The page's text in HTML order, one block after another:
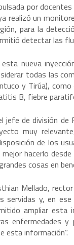
por docentes
realizó un
para la
detectar las
nueva
todas las
y Tirúa),
B, fiebre
jefe de división de
muy
de los
hacerlo
cosas en
Mellado,
servidas y, en
ampliar
enfermedades
esta información”.